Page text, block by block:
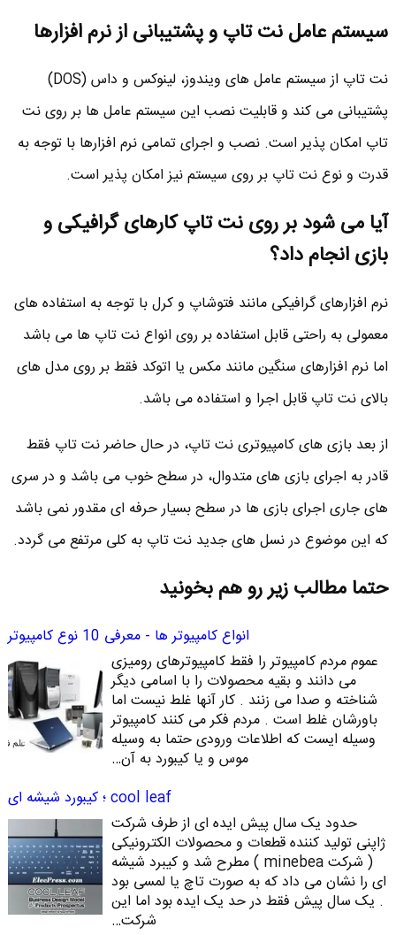
سیستم عامل نت تاپ و پشتیبانی از نرم افزارها
نت تاپ از سیستم عامل های ویندوز، لینوکس و داس (DOS)
پشتیبانی می کند و قابلیت نصب این سیستم عامل ها بر روی نت
تاپ امکان پذیر است. نصب و اجرای تمامی نرم افزارها با توجه به
قدرت و نوع نت تاپ بر روی سیستم نیز امکان پذیر است.
آیا می شود بر روی نت تاپ کارهای گرافیکی و
بازی انجام داد؟
نرم افزارهای گرافیکی مانند فتوشاپ و کرل با توجه به استفاده های
معمولی به راحتی قابل استفاده بر روی انواع نت تاپ ها می باشد
اما نرم افزارهای سنگین مانند مکس یا اتوکد فقط بر روی مدل های
بالای نت تاپ قابل اجرا و استفاده می باشد.
از بعد بازی های کامپیوتری نت تاپ، در حال حاضر نت تاپ فقط
قادر به اجرای بازی های متدوال، در سطح خوب می باشد و در سری
های جاری اجرای بازی ها در سطح بسیار حرفه ای مقدور نمی باشد
که این موضوع در نسل های جدید نت تاپ به کلی مرتفع می گردد.
حتما مطالب زیر رو هم بخونید
انواع کامپیوتر ها - معرفی 10 نوع کامپیوتر
عموم مردم کامپیوتر را فقط کامپیوترهای رومیزی
می دانند و بقیه محصولات را با اسامی دیگر
شناخته و صدا می زنند . کار آنها غلط نیست اما
باورشان غلط است . مردم فکر می کنند کامپیوتر
وسیله ایست که اطلاعات ورودی حتما به وسیله
موس و یا کیبورد به آن…
cool leaf ؛ کیبورد شیشه ای
حدود یک سال پیش ایده ای از طرف شرکت
ژاپنی تولید کننده قطعات و محصولات الکترونیکی
( شرکت minebea ) مطرح شد و کیبرد شیشه
ای را نشان می داد که به صورت تاچ یا لمسی بود
. یک سال پیش فقط در حد یک ایده بود اما این
شرکت…